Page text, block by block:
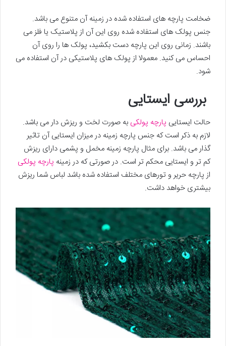
ضخامت پارچه های استفاده شده در زمینه آن متنوع می باشد.
جنس پولک های استفاده شده روی این آن از پلاستیک یا فلز می
باشند. زمانی روی این پارچه دست بکشید، پولک ها را روی آن
احساس می کنید. معمولا از پولک های پلاستیکی در آن استفاده می
شود.
بررسی ایستایی
حالت ایستایی پارچه پولکی به صورت لخت و ریزش دار می باشد.
لازم به ذکر است که جنس پارچه زمینه در میزان ایستایی آن تاثیر
گذار می باشد. برای مثال پارچه زمینه مخمل و پشمی دارای ریزش
کم تر و ایستایی محکم تر است. در صورتی که در زمینه پارچه پولکی
از پارچه حریر و تورهای مختلف استفاده شده باشد لباس شما ریزش
بیشتری خواهد داشت.